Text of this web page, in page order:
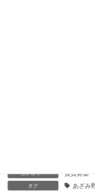
カテゴリー 賃貸募集
タグ あざみ